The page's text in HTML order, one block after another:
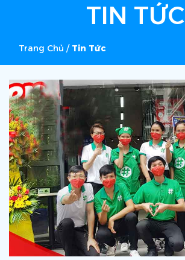
TIN TỨC
Trang Chủ / Tin Tức